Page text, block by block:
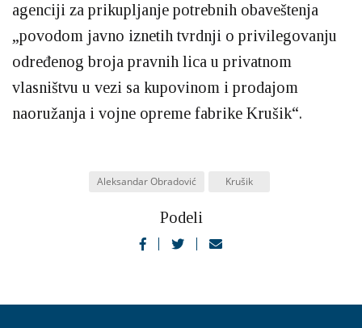
agenciji za prikupljanje potrebnih obaveštenja
„povodom javno iznetih tvrdnji o privilegovanju
određenog broja pravnih lica u privatnom
vlasništvu u vezi sa kupovinom i prodajom
naoružanja i vojne opreme fabrike Krušik“.
Aleksandar Obradović Krušik
Podeli